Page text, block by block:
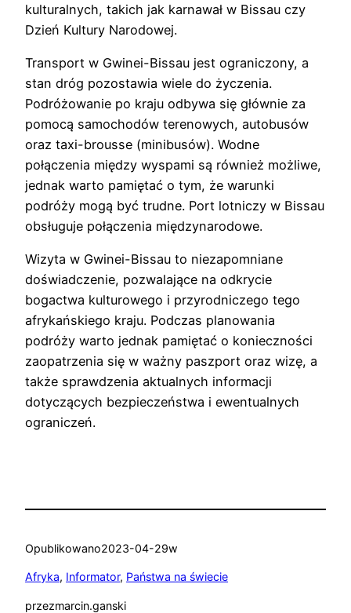
kulturalnych, takich jak karnawał w Bissau czy
Dzień Kultury Narodowej.
Transport w Gwinei-Bissau jest ograniczony, a
stan dróg pozostawia wiele do życzenia.
Podróżowanie po kraju odbywa się głównie za
pomocą samochodów terenowych, autobusów
oraz taxi-brousse (minibusów). Wodne
połączenia między wyspami są również możliwe,
jednak warto pamiętać o tym, że warunki
podróży mogą być trudne. Port lotniczy w Bissau
obsługuje połączenia międzynarodowe.
Wizyta w Gwinei-Bissau to niezapomniane
doświadczenie, pozwalające na odkrycie
bogactwa kulturowego i przyrodniczego tego
afrykańskiego kraju. Podczas planowania
podróży warto jednak pamiętać o konieczności
zaopatrzenia się w ważny paszport oraz wizę, a
także sprawdzenia aktualnych informacji
dotyczących bezpieczeństwa i ewentualnych
ograniczeń.
Opublikowano2023-04-29w
Afryka, Informator, Państwa na świecie
przezmarcin.ganski